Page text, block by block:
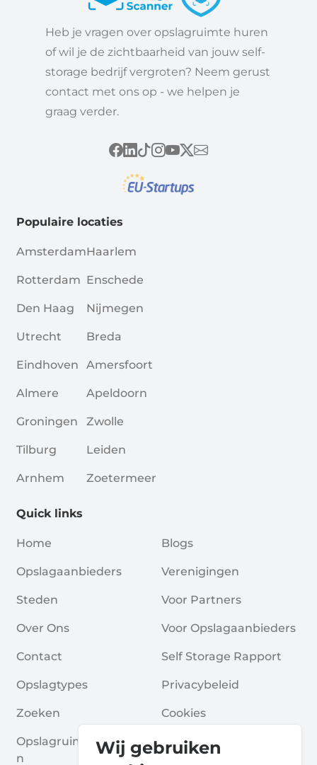
Wij gebruiken
Heb je vragen over opslagruimte huren
of wil je de zichtbaarheid van jouw self-
storage bedrijf vergroten? Neem gerust
contact met ons op - we helpen je
graag verder.
Populaire locaties
Amsterdam
Rotterdam
Den Haag
Utrecht
Eindhoven
Almere
Groningen
Tilburg
Arnhem
Haarlem
Enschede
Nijmegen
Breda
Amersfoort
Apeldoorn
Zwolle
Leiden
Zoetermeer
Quick links
Home
Opslagaanbieders
Steden
Over Ons
Contact
Opslagtypes
Zoeken
Opslagruimte Aanvrage
N
Blogs
Verenigingen
Voor Partners
Voor Opslagaanbieders
Self Storage Rapport
Privacybeleid
Cookies
Algemene Voorwaarde